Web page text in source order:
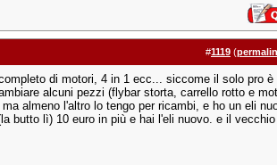
#1119 (
di motori, 4 in 1 ecc... siccome il solo pro è
alcuni pezzi (flybar storta, carrello rotto e
almeno l'altro lo tengo per ricambi, e ho un eli
butto lì) 10 euro in più e hai l'eli nuovo. e il